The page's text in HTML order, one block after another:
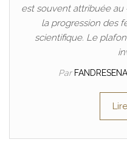
est souvent attribuée
la progression des
scientifique. Le
Par FANDRESENA